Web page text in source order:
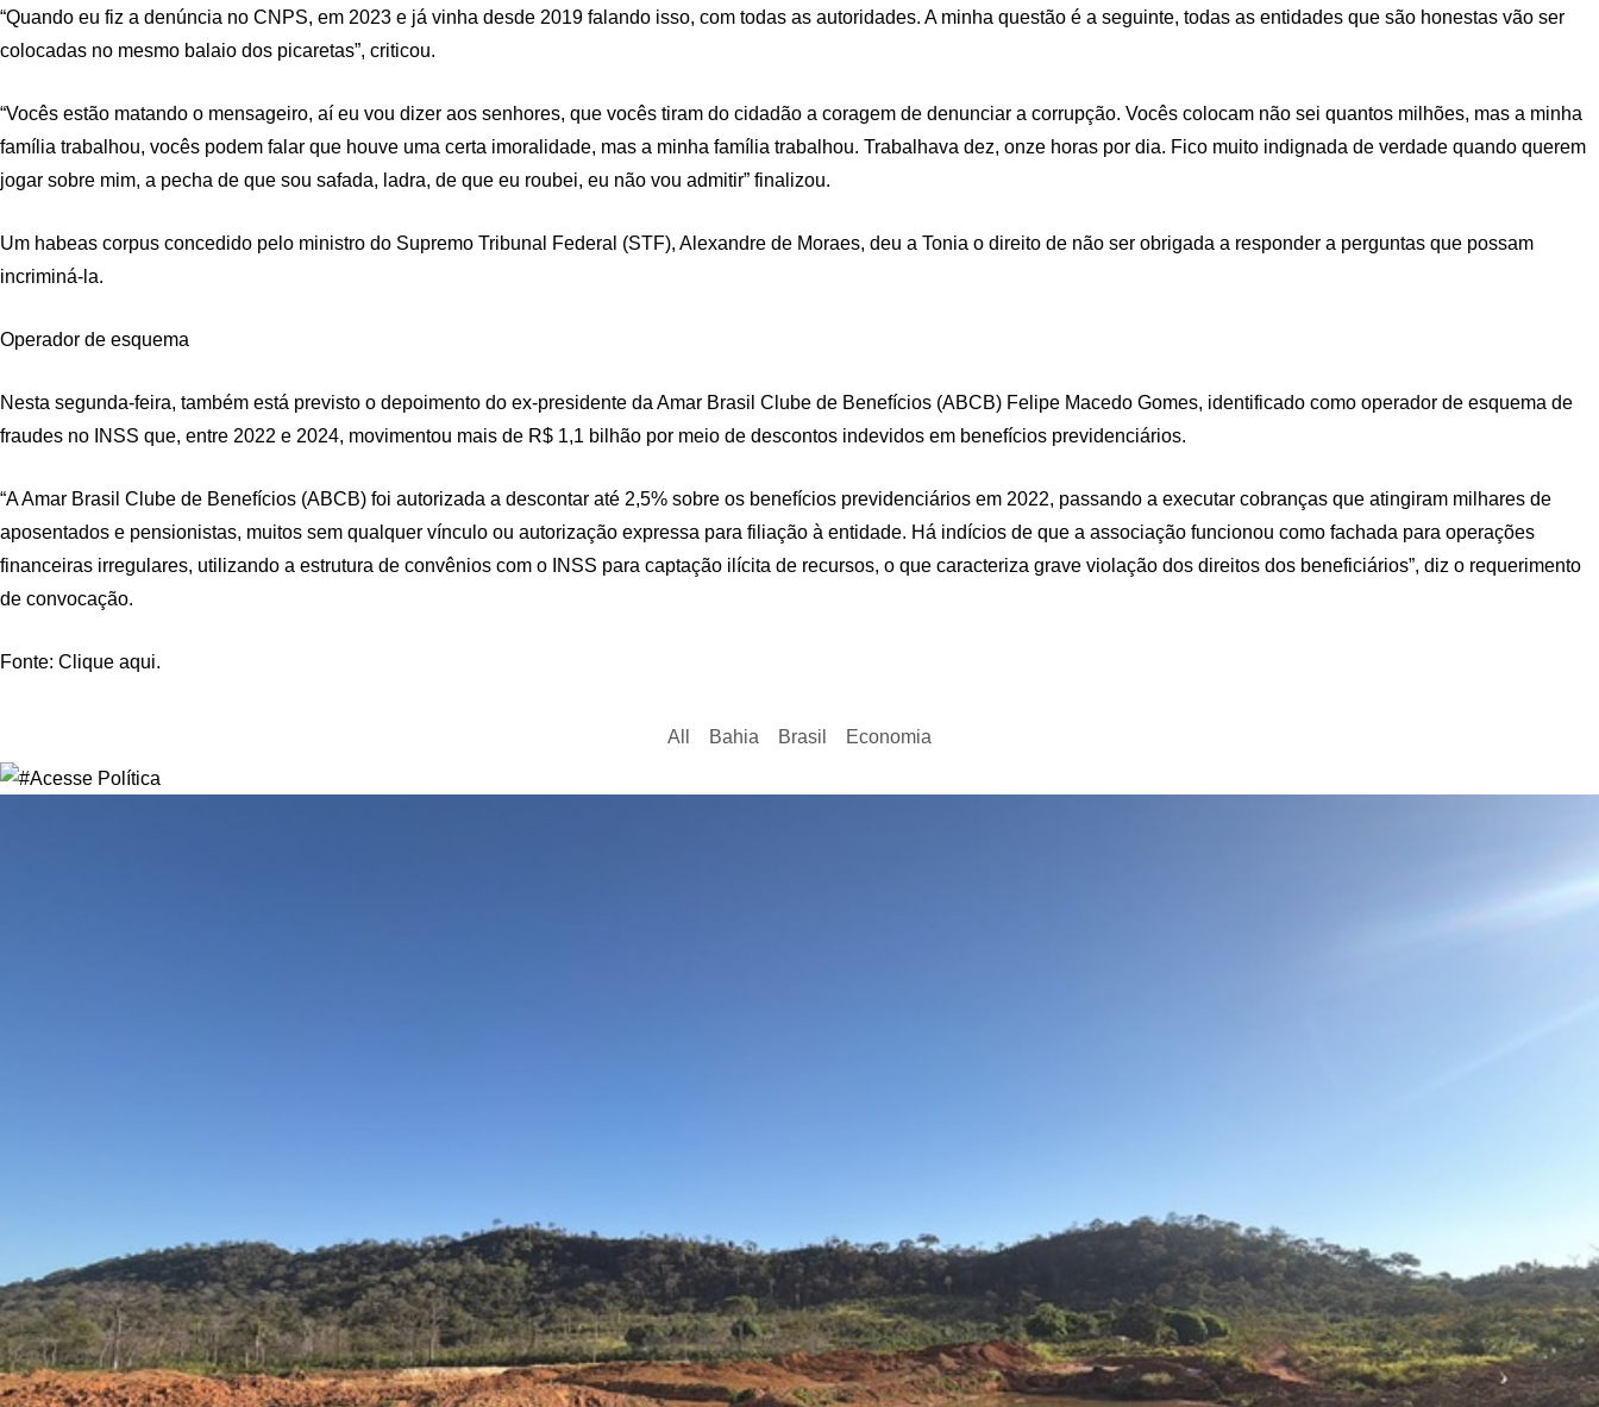
“Quando eu fiz a denúncia no CNPS, em 2023 e já vinha desde 2019 falando isso, com todas as autoridades. A minha questão é a seguinte, todas as entidades que são honestas vão ser
colocadas no mesmo balaio dos picaretas”, criticou.
“Vocês estão matando o mensageiro, aí eu vou dizer aos senhores, que vocês tiram do cidadão a coragem de denunciar a corrupção. Vocês colocam não sei quantos milhões, mas a minha
família trabalhou, vocês podem falar que houve uma certa imoralidade, mas a minha família trabalhou. Trabalhava dez, onze horas por dia. Fico muito indignada de verdade quando querem
jogar sobre mim, a pecha de que sou safada, ladra, de que eu roubei, eu não vou admitir” finalizou.
Um habeas corpus concedido pelo ministro do Supremo Tribunal Federal (STF), Alexandre de Moraes, deu a Tonia o direito de não ser obrigada a responder a perguntas que possam
incriminá-la.
Operador de esquema
Nesta segunda-feira, também está previsto o depoimento do ex-presidente da Amar Brasil Clube de Benefícios (ABCB) Felipe Macedo Gomes, identificado como operador de esquema de
fraudes no INSS que, entre 2022 e 2024, movimentou mais de R$ 1,1 bilhão por meio de descontos indevidos em benefícios previdenciários.
“A Amar Brasil Clube de Benefícios (ABCB) foi autorizada a descontar até 2,5% sobre os benefícios previdenciários em 2022, passando a executar cobranças que atingiram milhares de
aposentados e pensionistas, muitos sem qualquer vínculo ou autorização expressa para filiação à entidade. Há indícios de que a associação funcionou como fachada para operações
financeiras irregulares, utilizando a estrutura de convênios com o INSS para captação ilícita de recursos, o que caracteriza grave violação dos direitos dos beneficiários”, diz o requerimento
de convocação.
Fonte: Clique aqui.
All Bahia Brasil Economia